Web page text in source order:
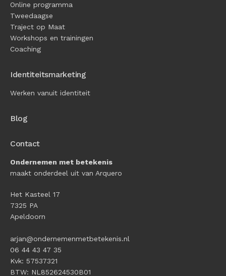
Online programma
Tweedaagse
Traject op Maat
Workshops en trainingen
Coaching
Identiteitsmarketing
Werken vanuit identiteit
Blog
Contact
Ondernemen met betekenis
maakt onderdeel uit van Arquero
Het Kasteel 17
7325 PA
Apeldoorn
arjan@ondernemenmetbetekenis.nl
06 44 43 47 35
Kvk: 57537321
BTW: NL852624530B01